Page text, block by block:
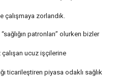
çalışmaya zorlandık.
patronları” olurken bizler
ucuz işçilerine
ticarileştiren piyasa odaklı sağlık